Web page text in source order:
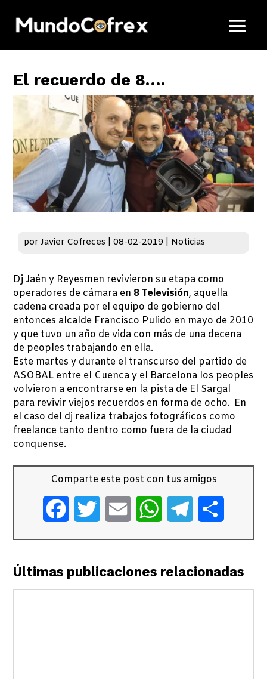
El recuerdo de 8….
porJavier Cofreces |08-02-2019 Noticias
Dj Jaén y Reyesmen revivieron su etapa como
operadores de cámara en 8 Televisión, aquella
cadena creada por el equipo de gobierno del
entonces alcalde Francisco Pulido en mayo de 2010
y que tuvo un año de vida con más de una decena
de peoples trabajando en ella.
Este martes y durante el transcurso del partido de
ASOBAL entre el Cuenca y el Barcelona los peoples
volvieron a encontrarse en la pista de El Sargal
para revivir viejos recuerdos en forma de ocho. En
el caso del dj realiza trabajos fotográficos como
freelance tanto dentro como fuera de la ciudad
conquense.
Comparte este post con tus amigos
FacebookTwitter Email WhatsAppTelegram
Últimas publicaciones relacionadas